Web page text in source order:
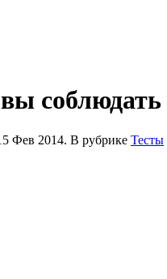
Фев 2014. В рубрике Тесты